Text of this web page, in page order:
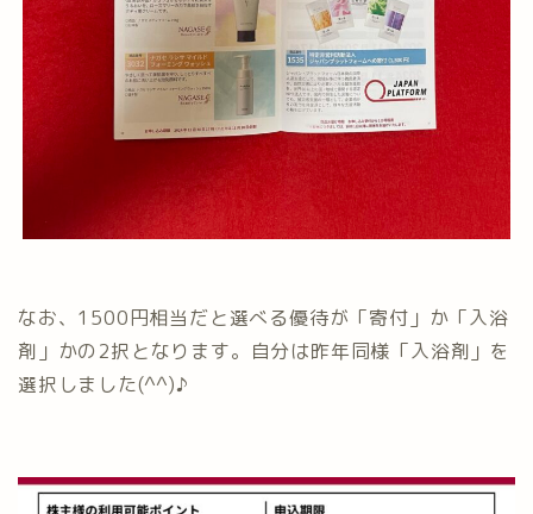
なお、1500円相当だと選べる優待が「寄付」か「入浴
剤」かの2択となります。自分は昨年同様「入浴剤」を
選択しました(^^)♪